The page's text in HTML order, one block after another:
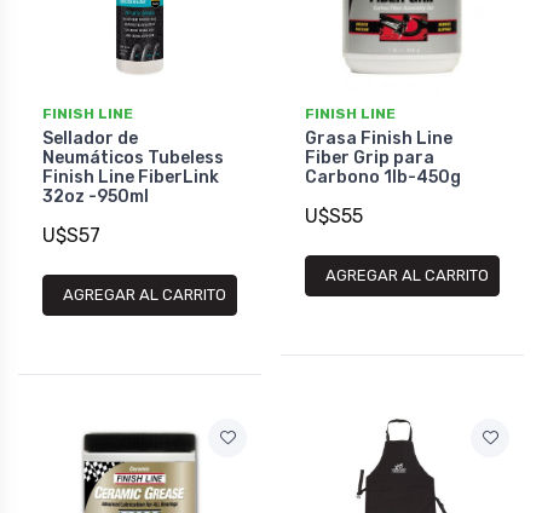
FINISH LINE
Sellador de
Neumáticos Tubeless
Finish Line FiberLink
32oz -950ml
U$S57
AGREGAR AL CARRITO
FINISH LINE
Grasa Finish Line
Fiber Grip para
Carbono 1lb-450g
U$S55
AGREGAR AL CARRITO